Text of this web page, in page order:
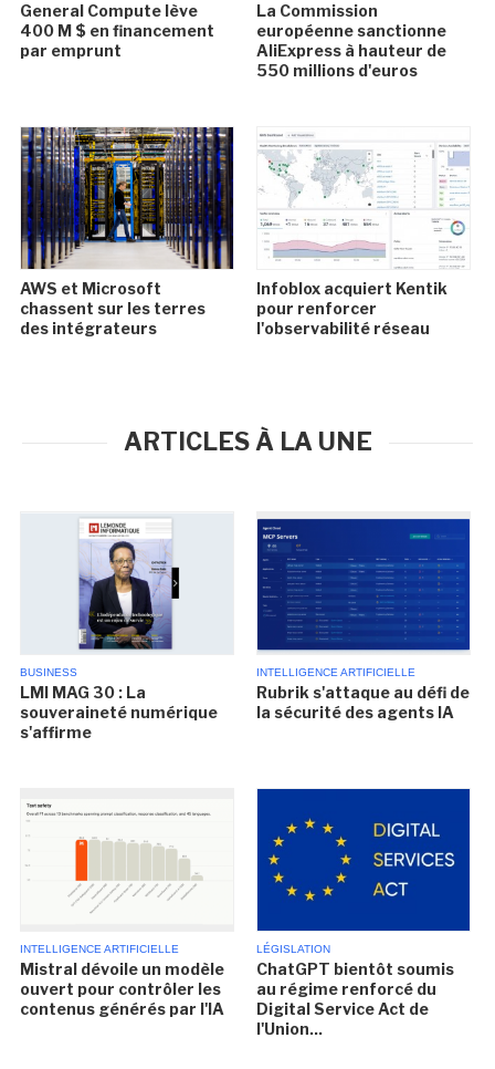
General Compute lève
400 M $ en financement
par emprunt
La Commission
européenne sanctionne
AliExpress à hauteur de
550 millions d'euros
AWS et Microsoft
chassent sur les terres
des intégrateurs
Infoblox acquiert Kentik
pour renforcer
l'observabilité réseau
ARTICLES À LA UNE
BUSINESS
LMI MAG 30 : La
souveraineté numérique
s'affirme
INTELLIGENCE ARTIFICIELLE
Rubrik s'attaque au défi de
la sécurité des agents IA
INTELLIGENCE ARTIFICIELLE
Mistral dévoile un modèle
ouvert pour contrôler les
contenus générés par l'IA
LÉGISLATION
ChatGPT bientôt soumis
au régime renforcé du
Digital Service Act de
l'Union...